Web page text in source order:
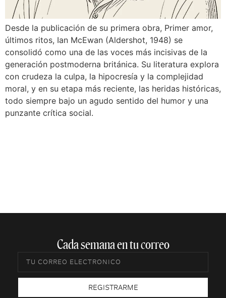
Desde la publicación de su primera obra, Primer amor,
últimos ritos, Ian McEwan (Aldershot, 1948) se
consolidó como una de las voces más incisivas de la
generación postmoderna británica. Su literatura explora
con crudeza la culpa, la hipocresía y la complejidad
moral, y en su etapa más reciente, las heridas históricas,
todo siempre bajo un agudo sentido del humor y una
punzante crítica social.
Cada semana en tu correo​
REGISTRARME